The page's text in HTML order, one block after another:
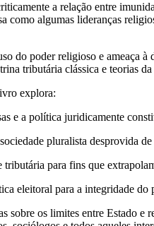
a relação entre
como algumas lideranças
do poder religioso e ameaça
tributária clássica e teorias
explora:
e a política juridicamente
pluralista desprovida
para fins que
eleitoral para a integridade do
sobre os limites entre Estado